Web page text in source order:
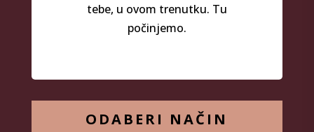
tebe, u ovom trenutku. Tu
počinjemo.
ODABERI NAČIN